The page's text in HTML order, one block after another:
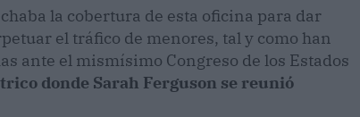
la cobertura de esta oficina para dar
el tráfico de menores, tal y como han
ante el mismísimo Congreso de los Estados
donde Sarah Ferguson se reunió